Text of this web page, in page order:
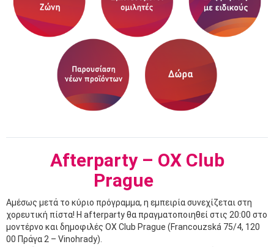
Afterparty – OX Club
Prague
Αμέσως μετά το κύριο πρόγραμμα, η εμπειρία συνεχίζεται στη
χορευτική πίστα! Η afterparty θα πραγματοποιηθεί στις 20:00 στο
μοντέρνο και δημοφιλές OX Club Prague (Francouzská 75/4, 120
00 Πράγα 2 – Vinohrady).